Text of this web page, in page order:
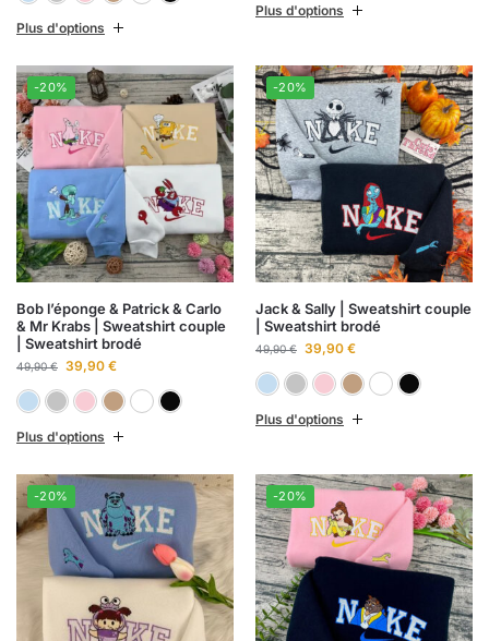
Plus d'options
Plus d'options
-20%
Bob l’éponge & Patrick & Carlo
& Mr Krabs | Sweatshirt couple
| Sweatshirt brodé
49,90€ 39,90 €
Bleu cielGris chiné BlancNoir
Plus d'options
-20%
Jack & Sally | Sweatshirt couple
| Sweatshirt brodé
49,90€ 39,90 €
Bleu cielGris chiné
Plus d'options
-20% -20%